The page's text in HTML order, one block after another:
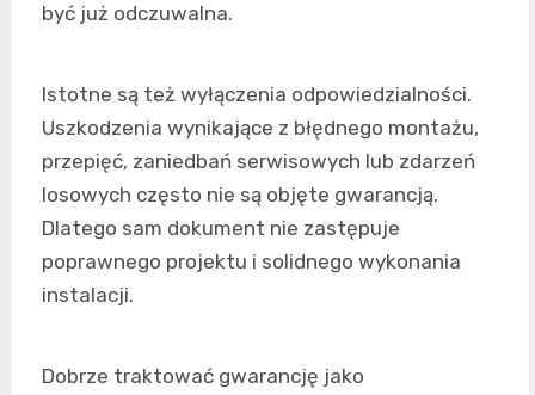
być już odczuwalna.
Istotne są też wyłączenia odpowiedzialności.
Uszkodzenia wynikające z błędnego montażu,
przepięć, zaniedbań serwisowych lub zdarzeń
losowych często nie są objęte gwarancją.
Dlatego sam dokument nie zastępuje
poprawnego projektu i solidnego wykonania
instalacji.
Dobrze traktować gwarancję jako